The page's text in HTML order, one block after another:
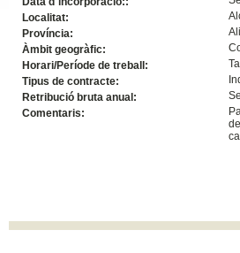
Localitat:
Província:
Àmbit geogràfic:
Horari/Període de treball:
Tipus de contracte:
Retribució bruta anual:
Comentaris: